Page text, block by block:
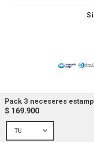
Pack 3 neceseres
$ 169.900
TU
Condiciones
Superintendencia